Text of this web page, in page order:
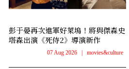
彭于晏再次進軍好萊塢！將與傑森史
塔森出演《死侍2》導演新作
07 Aug 2026 movies&culture